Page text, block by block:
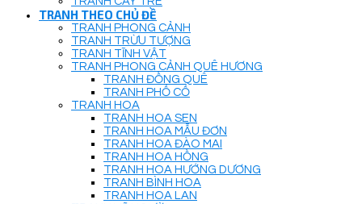
TRANH THEO CHỦ ĐỀ
TRANH PHONG CẢNH
TRANH TRỪU TƯỢNG
TRANH TĨNH VẬT
TRANH PHONG CẢNH QUÊ HƯƠNG
TRANH ĐỒNG QUÊ
TRANH PHỐ CỔ
TRANH HOA
TRANH HOA SEN
TRANH HOA MẪU ĐƠN
TRANH HOA ĐÀO MAI
TRANH HOA HỒNG
TRANH HOA HƯỚNG DƯƠNG
TRANH BÌNH HOA
TRANH HOA LAN